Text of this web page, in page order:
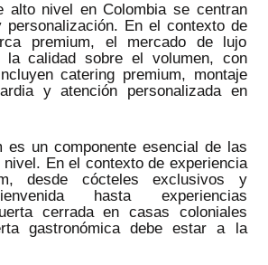
alto nivel en Colombia se centran
En el contexto de
premium, el mercado de lujo
la calidad sobre el volumen, con
catering premium, montaje
y atención personalizada en
es un componente esencial de las
En el contexto de experiencia
desde cócteles exclusivos y
hasta experiencias
cerrada en casas coloniales
gastronómica debe estar a la